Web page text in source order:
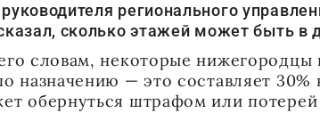
регионального
сколько этажей может быть в
словам, некоторые нижегородцы
назначению — это составляет 30%
обернуться штрафом или потерей